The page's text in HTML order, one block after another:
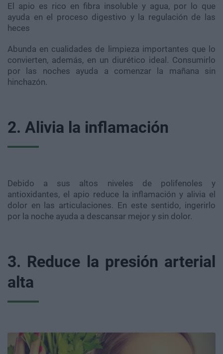
El apio es rico en fibra insoluble y agua, por lo que
ayuda en el proceso digestivo y la regulación de las
heces
Abunda en cualidades de limpieza importantes que lo
convierten, además, en un diurético ideal. Consumirlo
por las noches ayuda a comenzar la mañana sin
hinchazón.
2. Alivia la inflamación
Debido a sus altos niveles de polifenoles y
antioxidantes, el apio reduce la inflamación y alivia el
dolor en las articulaciones. En este sentido, ingerirlo
por la noche ayuda a descansar mejor y sin dolor.
3. Reduce la presión arterial
alta